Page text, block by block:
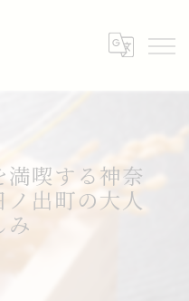
満喫する神奈
ノ出町の大人
み